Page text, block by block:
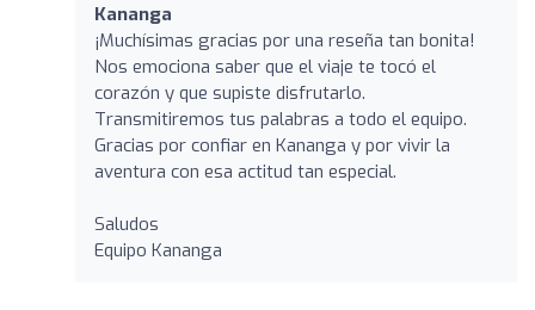
Kananga
¡Muchísimas gracias por una reseña tan bonita!
Nos emociona saber que el viaje te tocó el
corazón y que supiste disfrutarlo.
Transmitiremos tus palabras a todo el equipo.
Gracias por confiar en Kananga y por vivir la
aventura con esa actitud tan especial.
Saludos
Equipo Kananga